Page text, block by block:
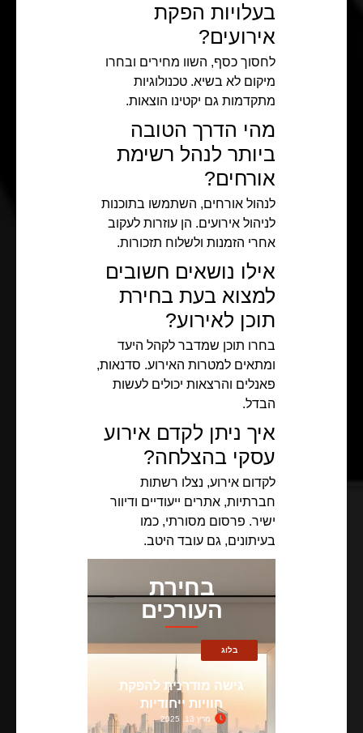
בעלויות הפקת
אירועים?
לחסוך כסף, השוו מחירים ובחרו
מיקום לא בשיא. טכנולוגיות
מתקדמות גם יקטינו הוצאות.
מהי הדרך הטובה
ביותר לנהל רשימת
אורחים?
לנהול אורחים, השתמשו בתוכנות
לניהול אירועים. הן עוזרות לעקוב
אחרי הזמנות ולשלוח תזכורות.
אילו נושאים חשובים
למצוא בעת בחירת
תוכן לאירוע?
בחרו תוכן שמדבר לקהל היעד
ומתאים למטרות האירוע. סדנאות,
פאנלים והרצאות יכולים לעשות
הבדל.
איך ניתן לקדם אירוע
עסקי בהצלחה?
לקדום אירוע, נצלו רשתות
חברתיות, אתרים ייעודיים ודיוור
ישיר. פרסום מסורתי, כמו
בעיתונים, גם עובד היטב.
בחירת
העורכים
בלוג
גישה מודרנית להפקת
חוויות ייחודיות
מרץ 13, 2025